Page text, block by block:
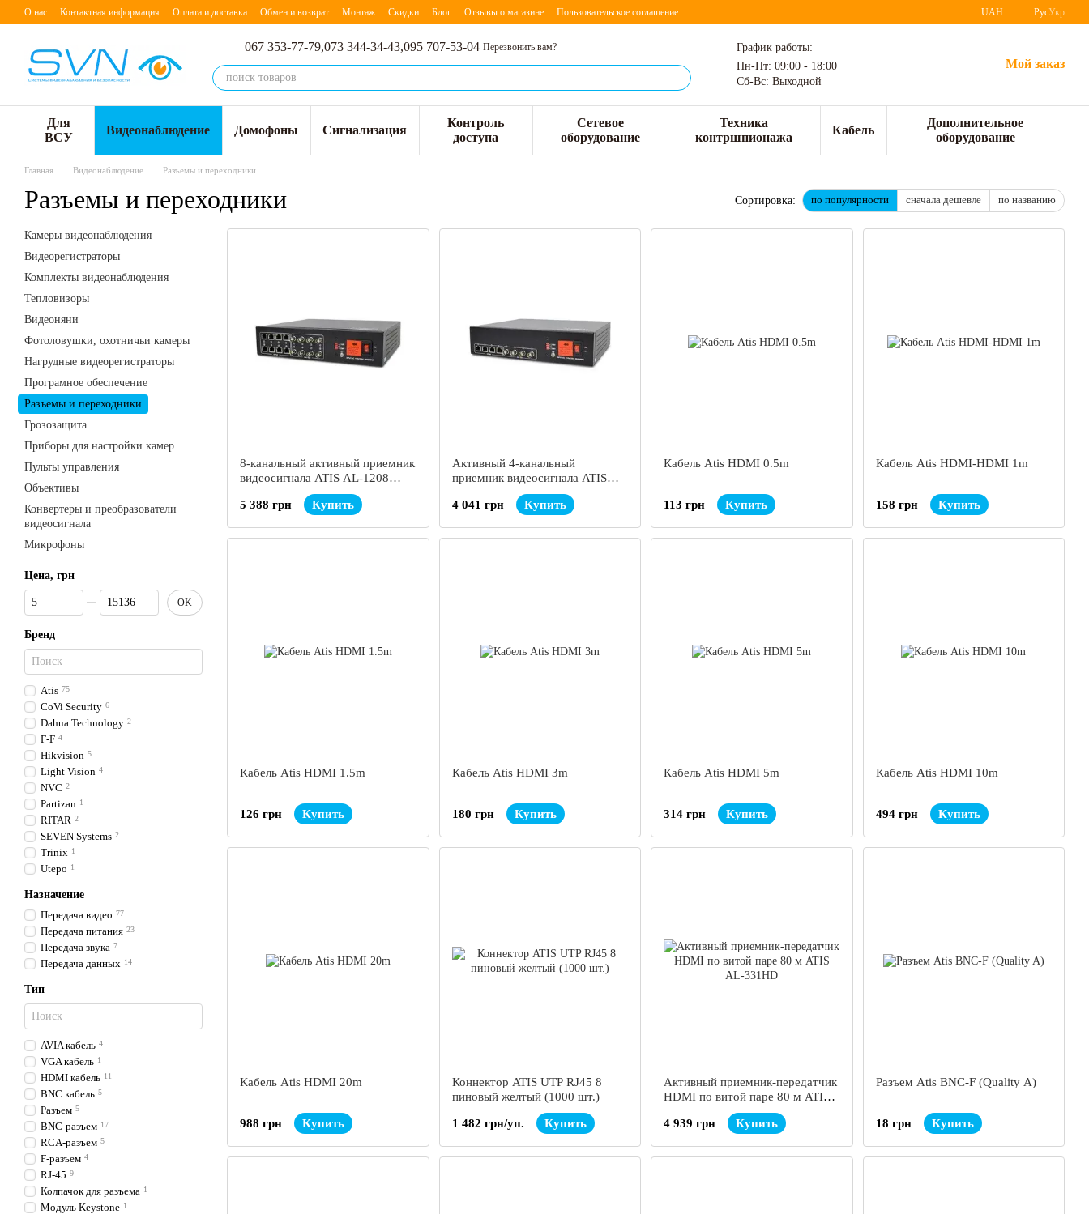
Перейти к основному контенту
О нас Контактная информация Оплата и доставка Обмен и возврат Монтаж Скидки Блог Отзывы о магазине Пользовательское соглашение UAH РусУкр
067 353-77-79,073 344-34-43,095 707-53-04 Перезвонить вам?
График работы:
Пн-Пт: 09:00 - 18:00
Сб-Вс: Выходной
Мой заказ
Для
ВСУ
Видеонаблюдение Домофоны Сигнализация
Контроль
доступа
Сетевое
оборудование
Техника
контршпионажа
Кабель
Дополнительное
оборудование
Главная Видеонаблюдение Разъемы и переходники
Разъемы и переходники Сортировка: по популярности сначала дешевле по названию
8-канальный активный приемник
видеосигнала ATIS AL-1208
5 388 грн
Купить
Активный 4-канальный
приемник видеосигнала ATIS
4 041 грн
Купить
Кабель Atis HDMI 0.5m
113 грн Купить
Кабель Atis HDMI-HDMI 1m
158 грн Купить
Кабель Atis HDMI 1.5m
126 грн Купить
Кабель Atis HDMI 3m
180 грн Купить
Кабель Atis HDMI 5m
314 грн Купить
Кабель Atis HDMI 10m
494 грн Купить
Кабель Atis HDMI 20m
988 грн Купить
Коннектор ATIS UTP RJ45 8
пиновый желтый (1000 шт.)
1 482 грн/уп. Купить
Активный приемник-передатчик
HDMI по витой паре 80 м ATIS
4 939 грн
Купить
Разъем Atis BNC-F (Quality A)
18 грн Купить
Камеры видеонаблюдения
Видеорегистраторы
Комплекты видеонаблюдения
Тепловизоры
Видеоняни
Фотоловушки, охотничьи камеры
Нагрудные видеорегистраторы
Програмное обеспечение
Разъемы и переходники
Грозозащита
Приборы для настройки камер
Пульты управления
Объективы
Конвертеры и преобразователи
видеосигнала
Микрофоны
Цена, грн
От Цена, грн
До Цена, грн
OK
Бренд
Atis 75
CoVi Security 6
Dahua Technology 2
F-F 4
Hikvision 5
Light Vision 4
NVC 2
Partizan 1
RITAR 2
SEVEN Systems 2
Trinix 1
Utepo 1
Назначение
Передача видео 77
Передача питания 23
Передача звука 7
Передача данных 14
Тип
AVIA кабель 4
VGA кабель 1
HDMI кабель 11
BNC кабель 5
Разъем 5
BNC-разъем 17
RCA-разъем 5
F-разъем 4
RJ-45 9
Колпачок для разъема 1
Модуль Keystone 1